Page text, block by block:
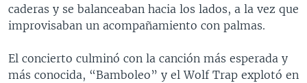
caderas y se balanceaban hacia los lados, a la vez que
improvisaban un acompañamiento con palmas.
El concierto culminó con la canción más esperada y
más conocida, “Bamboleo” y el Wolf Trap explotó en